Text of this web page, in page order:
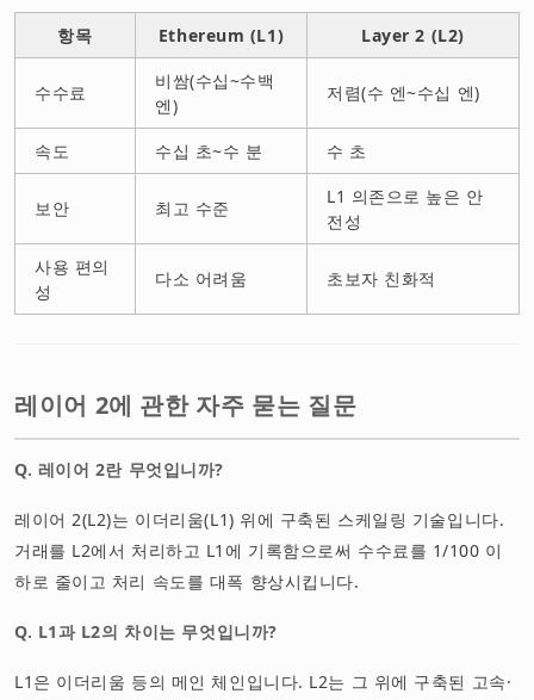
항목 Ethereum (L1) Layer 2 (L2)
수수료
비쌈(수십~수백
엔)
저렴(수 엔~수십 엔)
속도 수십 초~수 분 수 초
보안 최고 수준
L1 의존으로 높은 안
전성
사용 편의
성
다소 어려움 초보자 친화적
레이어 2에 관한 자주 묻는 질문
Q. 레이어 2란 무엇입니까?
레이어 2(L2)는 이더리움(L1) 위에 구축된 스케일링 기술입니다.
거래를 L2에서 처리하고 L1에 기록함으로써 수수료를 1/100 이
하로 줄이고 처리 속도를 대폭 향상시킵니다.
Q. L1과 L2의 차이는 무엇입니까?
L1은 이더리움 등의 메인 체인입니다. L2는 그 위에 구축된 고속·